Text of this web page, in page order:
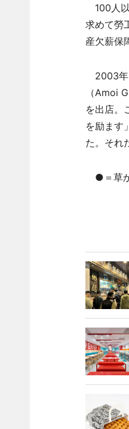
100人
求めて勞
産欠薪保
2003年
（Amoi
を出店。
を励ます
た。それ
●＝草